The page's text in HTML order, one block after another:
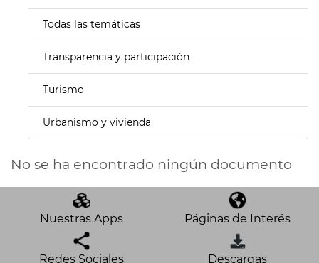
Todas las temáticas
Transparencia y participación
Turismo
Urbanismo y vivienda
No se ha encontrado ningún documento
Nuestras Apps Páginas de Interés
Redes Sociales Descargas